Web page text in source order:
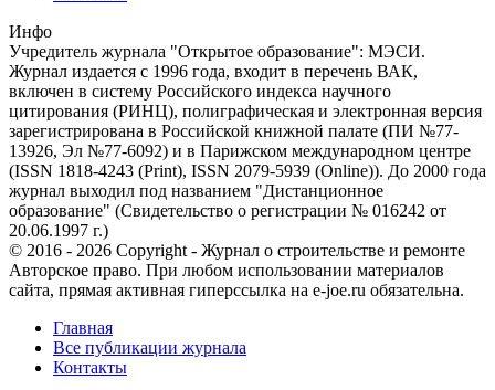
Инфо
Учредитель журнала "Открытое образование": МЭСИ.
Журнал издается с 1996 года, входит в перечень ВАК,
включен в систему Российского индекса научного
цитирования (РИНЦ), полиграфическая и электронная версия
зарегистрирована в Российской книжной палате (ПИ №77-
13926, Эл №77-6092) и в Парижском международном центре
(ISSN 1818-4243 (Print), ISSN 2079-5939 (Online)). До 2000 года
журнал выходил под названием "Дистанционное
образование" (Свидетельство о регистрации № 016242 от
20.06.1997 г.)
© 2016 - 2026 Copyright - Журнал о строительстве и ремонте
Авторское право. При любом использовании материалов
сайта, прямая активная гиперссылка на e-joe.ru обязательна.
Главная
Все публикации журнала
Контакты